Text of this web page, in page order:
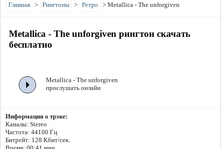
Главная > Рингтоны > Ретро > Metallica - The unforgiven
Metallica - The unforgiven рингтон скачать
бесплатно
Metallica - The unforgiven
прослушать онлайн
Информация о трэке:
Каналы: Stereo
Частота: 44100 Гц
Битрейт: 128 Кбит/сек.